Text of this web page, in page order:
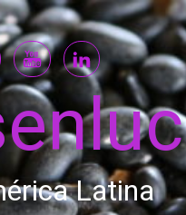
Latina